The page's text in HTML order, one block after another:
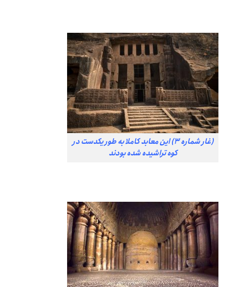
(غار شماره ۳) این معابد کاملا به طور یکدست در
کوه تراشیده شده بودند